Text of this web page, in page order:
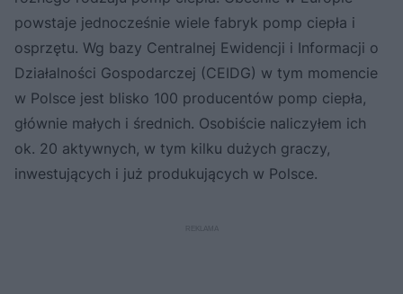
powstaje jednocześnie wiele fabryk pomp ciepła i
osprzętu. Wg bazy Centralnej Ewidencji i Informacji o
Działalności Gospodarczej (CEIDG) w tym momencie
w Polsce jest blisko 100 producentów pomp ciepła,
głównie małych i średnich. Osobiście naliczyłem ich
ok. 20 aktywnych, w tym kilku dużych graczy,
inwestujących i już produkujących w Polsce.